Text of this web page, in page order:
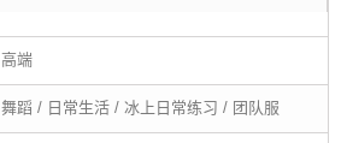
高端
舞蹈 / 日常生活 / 冰上日常练习 / 团队服